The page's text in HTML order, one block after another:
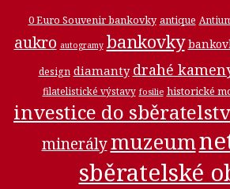
0 Euro Souvenir bankovky antique
aukro autogramy bankovky
design diamanty drahé
filatelistické výstavy fosilie historické
investice do
minerálymuzeum
sběratelské